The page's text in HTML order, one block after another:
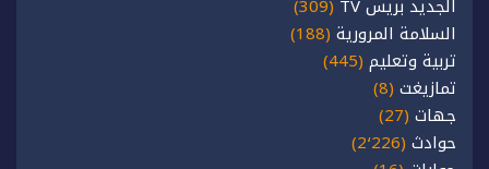
الجديد بريس TV
(309)
السلامة المرورية (188)
تربية وتعليم (445)
تمازيغت (8)
جهات (27)
حوادث (2٬226)